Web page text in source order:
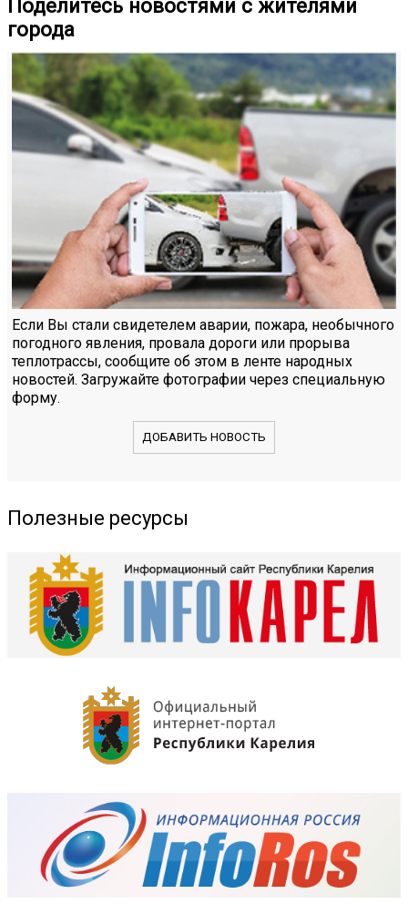
Поделитесь новостями с жителями
города
Если Вы стали свидетелем аварии, пожара, необычного
погодного явления, провала дороги или прорыва
теплотрассы, сообщите об этом в ленте народных
новостей. Загружайте фотографии через специальную
форму.
ДОБАВИТЬ НОВОСТЬ
Полезные ресурсы